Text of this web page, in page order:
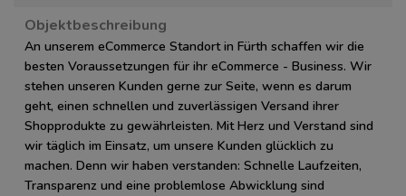
Objektbeschreibung
An unserem eCommerce Standort in Fürth schaffen wir die
besten Voraussetzungen für ihr eCommerce - Business. Wir
stehen unseren Kunden gerne zur Seite, wenn es darum
geht, einen schnellen und zuverlässigen Versand ihrer
Shopprodukte zu gewährleisten. Mit Herz und Verstand sind
wir täglich im Einsatz, um unsere Kunden glücklich zu
machen. Denn wir haben verstanden: Schnelle Laufzeiten,
Transparenz und eine problemlose Abwicklung sind